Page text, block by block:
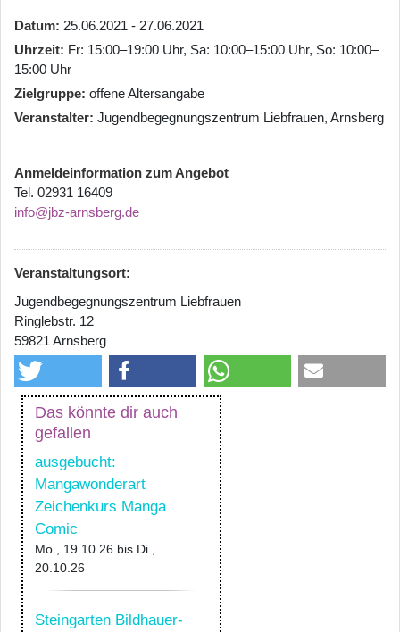
Datum 25.06.2021 - 27.06.2021
Uhrzeit Fr: 15:00–19:00 Uhr, Sa: 10:00–15:00 Uhr, So: 10:00–
15:00 Uhr
Zielgruppe offene Altersangabe
Veranstalter Jugendbegegnungszentrum Liebfrauen, Arnsberg
Anmeldeinformation zum Angebot
Tel. 02931 16409
info@jbz-arnsberg.de
Veranstaltungsort:
Jugendbegegnungszentrum Liebfrauen
Ringlebstr. 12
59821 Arnsberg
Das könnte dir auch
gefallen
ausgebucht:
Mangawonderart
Zeichenkurs Manga
Comic
Mo., 19.10.26 bis Di.,
20.10.26
Steingarten Bildhauer-